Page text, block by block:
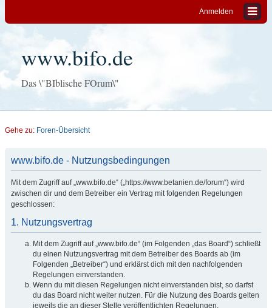
Anmelden
www.bifo.de
Das \"BIblische FOrum\"
Gehe zu: Foren-Übersicht
www.bifo.de - Nutzungsbedingungen
Mit dem Zugriff auf „www.bifo.de“ („https://www.betanien.de/forum“) wird
zwischen dir und dem Betreiber ein Vertrag mit folgenden Regelungen
geschlossen:
1. Nutzungsvertrag
Mit dem Zugriff auf „www.bifo.de“ (im Folgenden „das Board“) schließt
du einen Nutzungsvertrag mit dem Betreiber des Boards ab (im
Folgenden „Betreiber“) und erklärst dich mit den nachfolgenden
Regelungen einverstanden.
Wenn du mit diesen Regelungen nicht einverstanden bist, so darfst
du das Board nicht weiter nutzen. Für die Nutzung des Boards gelten
jeweils die an dieser Stelle veröffentlichten Regelungen.